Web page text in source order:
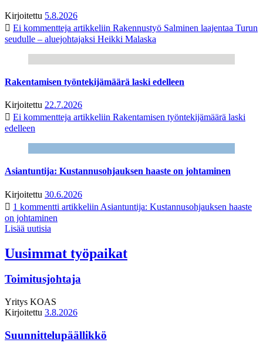
Kirjoitettu 5.8.2026
Ei kommentteja artikkeliin Rakennustyö Salminen laajentaa Turun
seudulle – aluejohtajaksi Heikki Malaska
Rakentamisen työntekijämäärä laski edelleen
Kirjoitettu 22.7.2026
Ei kommentteja artikkeliin Rakentamisen työntekijämäärä laski
edelleen
Asiantuntija: Kustannusohjauksen haaste on johtaminen
Kirjoitettu 30.6.2026
1 kommentti artikkeliin Asiantuntija: Kustannusohjauksen haaste
on johtaminen
Lisää uutisia
Uusimmat työpaikat
Toimitusjohtaja
Yritys KOAS
Kirjoitettu 3.8.2026
Suunnittelupäällikkö